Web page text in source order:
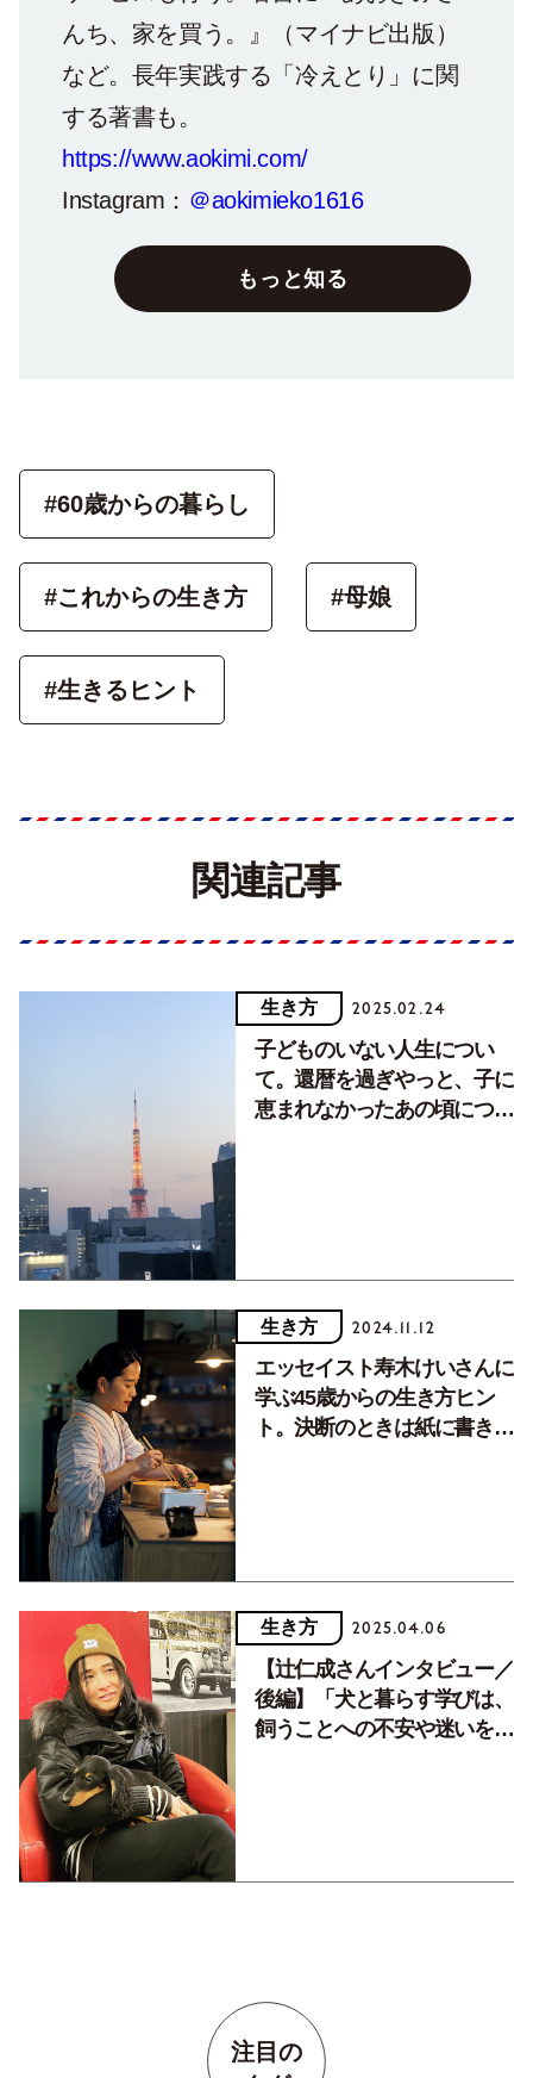
んち、家を買う。』（マイナビ出版）
など。長年実践する「冷えとり」に関
する著書も。
https://www.aokimi.com/
Instagram： ＠aokimieko1616
もっと知る
#60歳からの暮らし
#これからの生き方 #母娘
#生きるヒント
関連記事
生き方 2025.02.24
子どものいない人生につい
て。還暦を過ぎやっと、子に
恵まれなかったあの頃につい
生き方 2024.11.12
エッセイスト寿木けいさんに
学ぶ45歳からの生き方ヒン
ト。決断のときは紙に書き出
生き方 2025.04.06
【辻仁成さんインタビュー／
後編】「犬と暮らす学びは、
飼うことへの不安や迷いを遥
注目の